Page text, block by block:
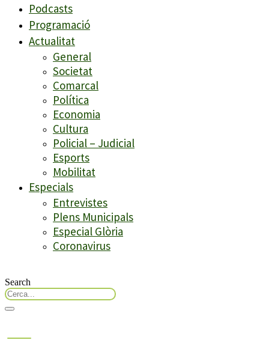
Podcasts
Programació
Actualitat
General
Societat
Comarcal
Política
Economia
Cultura
Policial – Judicial
Esports
Mobilitat
Especials
Entrevistes
Plens Municipals
Especial Glòria
Coronavirus
Search